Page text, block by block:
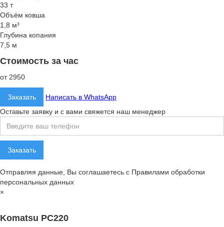
33 т
Объём ковша
1,8 м³
Глубина копания
7,5 м
Стоимость за час
от 2950
Заказать
Написать в WhatsApp
Оставьте заявку и с вами свяжется наш менеджер
Отправляя данные, Вы соглашаетесь с Правилами обработки
персональных данных
×
Komatsu PC220